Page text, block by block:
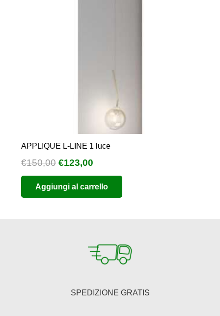
APPLIQUE L-LINE 1 luce
€150,00 Il
prezzo
originale
era:
€123,00
prezzo
attuale
è:
Aggiungi al carrello
SPEDIZIONE GRATIS